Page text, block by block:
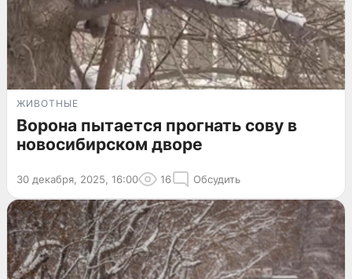
ЖИВОТНЫЕ
Ворона пытается прогнать сову в
новосибирском дворе
30 декабря, 2025, 16:00 16 Обсудить